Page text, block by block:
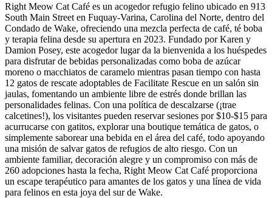
Right Meow Cat Café es un acogedor refugio felino ubicado en 913
South Main Street en Fuquay-Varina, Carolina del Norte, dentro del
Condado de Wake, ofreciendo una mezcla perfecta de café, té boba
y terapia felina desde su apertura en 2023. Fundado por Karen y
Damion Posey, este acogedor lugar da la bienvenida a los huéspedes
para disfrutar de bebidas personalizadas como boba de azúcar
moreno o macchiatos de caramelo mientras pasan tiempo con hasta
12 gatos de rescate adoptables de Facilitate Rescue en un salón sin
jaulas, fomentando un ambiente libre de estrés donde brillan las
personalidades felinas. Con una política de descalzarse (¡trae
calcetines!), los visitantes pueden reservar sesiones por $10-$15 para
acurrucarse con gatitos, explorar una boutique temática de gatos, o
simplemente saborear una bebida en el área del café, todo apoyando
una misión de salvar gatos de refugios de alto riesgo. Con un
ambiente familiar, decoración alegre y un compromiso con más de
260 adopciones hasta la fecha, Right Meow Cat Café proporciona
un escape terapéutico para amantes de los gatos y una línea de vida
para felinos en esta joya del sur de Wake.